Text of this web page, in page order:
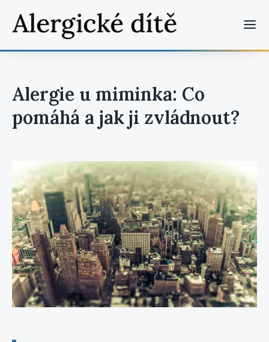
Alergie u miminka: Co
pomáhá a jak ji zvládnout?